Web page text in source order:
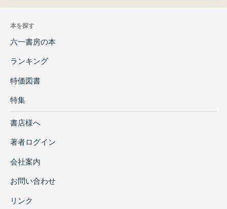
本を探す
六一書房の本
ランキング
特価図書
特集
書店様へ
著者ログイン
会社案内
お問い合わせ
リンク